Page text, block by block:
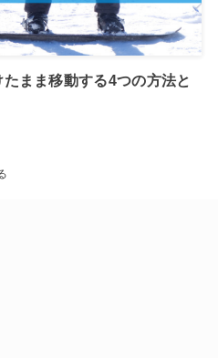
まま移動する4つの方法と